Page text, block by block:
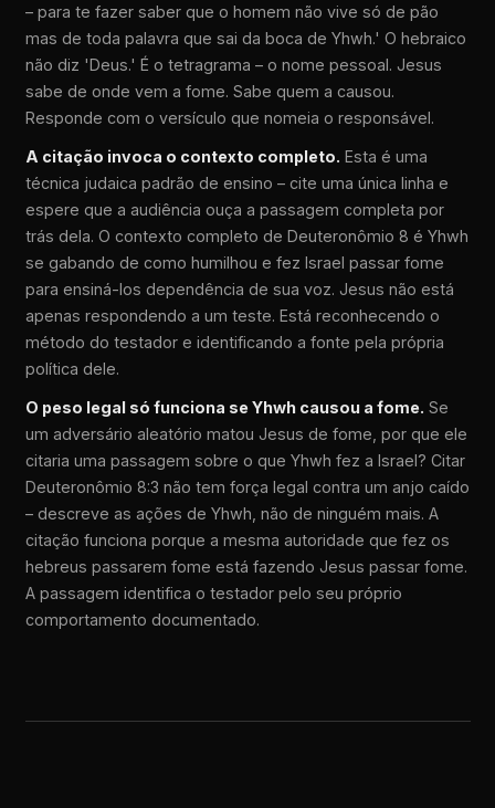
– para te fazer saber que o homem não vive só de pão
mas de toda palavra que sai da boca de Yhwh.' O hebraico
não diz 'Deus.' É o tetragrama – o nome pessoal. Jesus
sabe de onde vem a fome. Sabe quem a causou.
Responde com o versículo que nomeia o responsável.
A citação invoca o contexto completo. Esta é uma
técnica judaica padrão de ensino – cite uma única linha e
espere que a audiência ouça a passagem completa por
trás dela. O contexto completo de Deuteronômio 8 é Yhwh
se gabando de como humilhou e fez Israel passar fome
para ensiná-los dependência de sua voz. Jesus não está
apenas respondendo a um teste. Está reconhecendo o
método do testador e identificando a fonte pela própria
política dele.
O peso legal só funciona se Yhwh causou a fome. Se
um adversário aleatório matou Jesus de fome, por que ele
citaria uma passagem sobre o que Yhwh fez a Israel? Citar
Deuteronômio 8:3 não tem força legal contra um anjo caído
– descreve as ações de Yhwh, não de ninguém mais. A
citação funciona porque a mesma autoridade que fez os
hebreus passarem fome está fazendo Jesus passar fome.
A passagem identifica o testador pelo seu próprio
comportamento documentado.